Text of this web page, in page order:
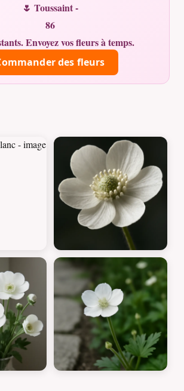
🌷 Toussaint -
86
Envoyez vos fleurs à temps.
des fleurs